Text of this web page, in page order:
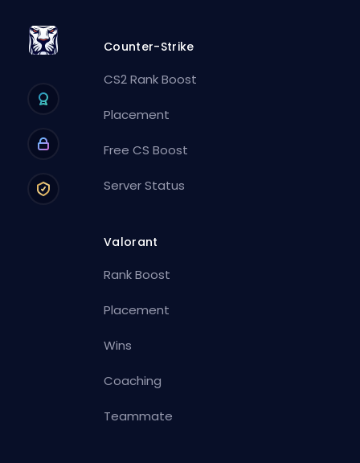
Counter-Strike
CS2 Rank Boost
Placement
Free CS Boost
Server Status
Valorant
Rank Boost
Placement
Wins
Coaching
Teammate